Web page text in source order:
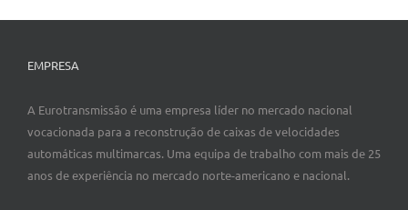
EMPRESA
A Eurotransmissão é uma empresa líder no mercado nacional
vocacionada para a reconstrução de caixas de velocidades
automáticas multimarcas. Uma equipa de trabalho com mais de 25
anos de experiência no mercado norte-americano e nacional.